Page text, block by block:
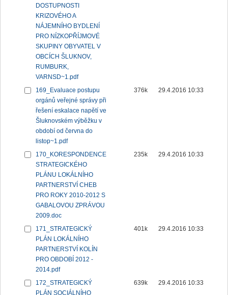
DOSTUPNOSTI
KRIZOVÉHO A
NÁJEMNÍHO BYDLENÍ
PRO NÍZKOPŘÍJMOVÉ
SKUPINY OBYVATEL V
OBCÍCH ŠLUKNOV,
RUMBURK,
VARNSD~1.pdf
169_Evaluace postupu
orgánů veřejné správy při
řešení eskalace napětí ve
Šluknovském výběžku v
období od června do
listop~1.pdf
376k 29.4.2016 10:33
170_KORESPONDENCE
STRATEGICKÉHO
PLÁNU LOKÁLNÍHO
PARTNERSTVÍ CHEB
PRO ROKY 2010-2012 S
GABALOVOU ZPRÁVOU
2009.doc
235k 29.4.2016 10:33
171_STRATEGICKÝ
PLÁN LOKÁLNÍHO
PARTNERSTVÍ KOLÍN
PRO OBDOBÍ 2012 -
2014.pdf
401k 29.4.2016 10:33
172_STRATEGICKÝ
PLÁN SOCIÁLNÍHO
639k 29.4.2016 10:33